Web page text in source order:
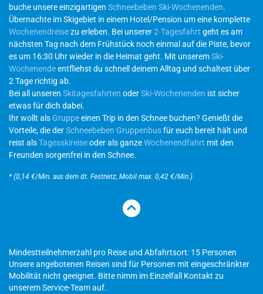
buche unsere einzigartigen Schneebeben Ski-Wochenenden.
Übernachte im Skigebiet in einem Hotel/Pension um eine komplette
Wochenendreisezu erleben. Bei unserer2-Tagesfahrt geht es am
nächsten Tag nach dem Frühstück noch einmal auf die Piste, bevor
es um 16:30 Uhr wieder in die Heimat geht. Mit unseremSki-
Wochenendeentfliehst du schnell deinem Alltag und schaltest über
2 Tage richtig ab.
Bei all unseren Skitagesfahrten oderSki-Wochenenden ist sicher
etwas für dich dabei.
Ihr wollt alsGruppeeinen Trip in den Schnee buchen? Genießt die
Vorteile, die derSchneebeben Gruppenbusfür euch bereit hält und
reist alsTagesskireiseoder als ganzeWochenendfahrt mit den
Freunden sorgenfrei in den Schnee.
* (0,14 €/Min. aus dem dt. Festnetz, Mobil max. 0,42 €/Min.)
Mindestteilnehmerzahl pro Reise und Abfahrtsort: 15 Personen
Unsere angebotenen Reisen sind für Personen mit eingeschränkter
Mobilität nicht geeignet. Bitte nimm im Einzelfall Kontakt zu
unserem Service-Team auf.